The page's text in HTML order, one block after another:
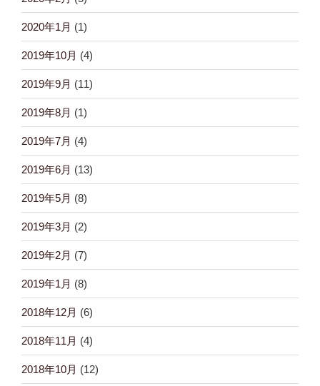
2020年1月 (1)
2019年10月 (4)
2019年9月 (11)
2019年8月 (1)
2019年7月 (4)
2019年6月 (13)
2019年5月 (8)
2019年3月 (2)
2019年2月 (7)
2019年1月 (8)
2018年12月 (6)
2018年11月 (4)
2018年10月 (12)